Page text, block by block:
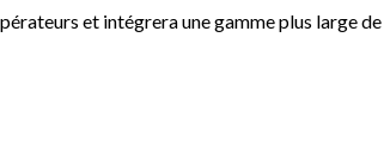
et intégrera une gamme plus large